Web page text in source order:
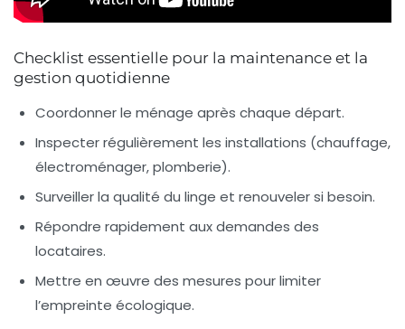
Checklist essentielle pour la maintenance et la
gestion quotidienne
Coordonner le ménage après chaque départ.
Inspecter régulièrement les installations (chauffage,
électroménager, plomberie).
Surveiller la qualité du linge et renouveler si besoin.
Répondre rapidement aux demandes des
locataires.
Mettre en œuvre des mesures pour limiter
l’empreinte écologique.